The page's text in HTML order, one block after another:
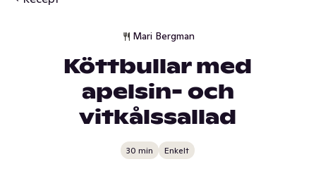
Mari Bergman
Köttbullar med
apelsin- och
vitkålssallad
30 min Enkelt